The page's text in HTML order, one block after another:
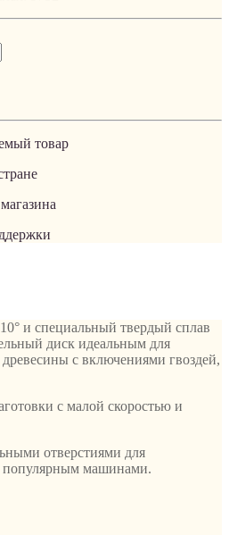
товар
и специальный твердый сплав
диск идеальным для
с включениями гвоздей,
с малой скоростью и
отверстиями для
популярным машинами.